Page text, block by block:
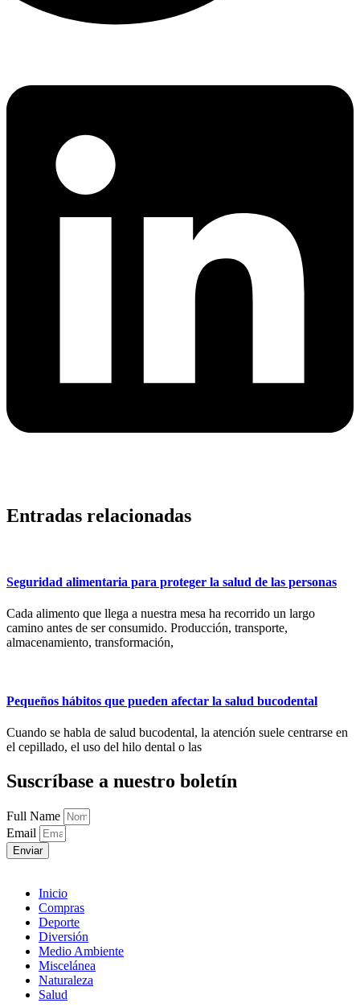
Entradas relacionadas
Seguridad alimentaria para proteger la salud de las personas
Cada alimento que llega a nuestra mesa ha recorrido un largo
camino antes de ser consumido. Producción, transporte,
almacenamiento, transformación,
Pequeños hábitos que pueden afectar la salud bucodental
Cuando se habla de salud bucodental, la atención suele centrarse en
el cepillado, el uso del hilo dental o las
Suscríbase a nuestro boletín
Full Name
Email
Enviar
Inicio
Compras
Deporte
Diversión
Medio Ambiente
Miscelánea
Naturaleza
Salud